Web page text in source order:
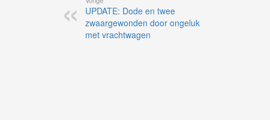
UPDATE: Dode en twee
zwaargewonden door ongeluk
met vrachtwagen